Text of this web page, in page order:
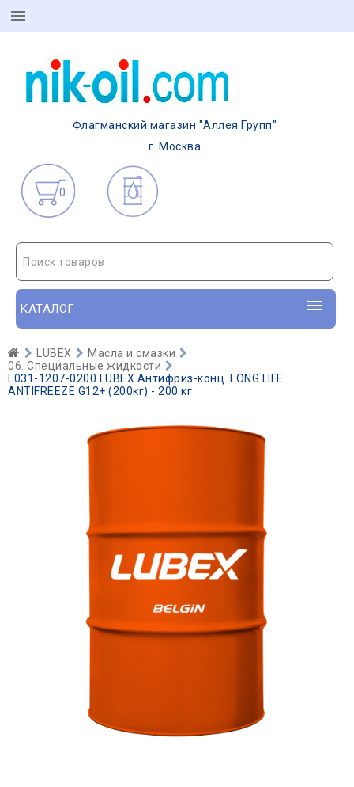
Флагманский магазин "Аллея Групп"
г. Москва
0
Поиск товаров
КАТАЛОГ
LUBEX
Масла и смазки
06. Специальные жидкости
L031-1207-0200 LUBEX Антифриз-конц. LONG LIFE
ANTIFREEZE G12+ (200кг) - 200 кг